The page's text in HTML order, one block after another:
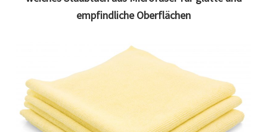
empfindliche Oberflächen